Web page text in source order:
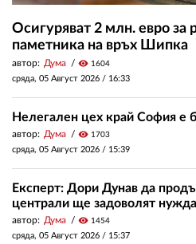
Осигуряват 2 млн. евро за
паметника на връх Шипка
автор: Дума visibility 1604
сряда, 05 Август 2026 / 16:33
Нелегален цех край София е
автор: Дума visibility 1703
сряда, 05 Август 2026 / 15:39
Експерт: Дори Дунав да
централи ще задоволят
автор: Дума visibility 1454
сряда, 05 Август 2026 / 15:37